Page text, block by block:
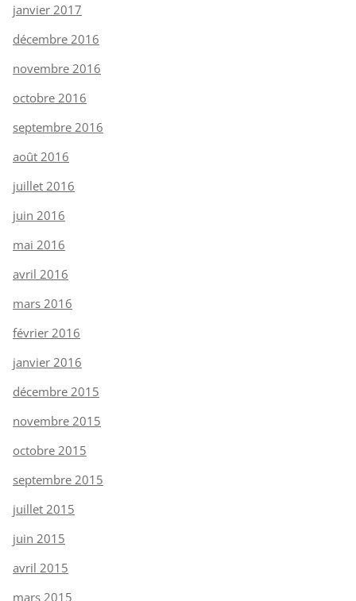
janvier 2017
décembre 2016
novembre 2016
octobre 2016
septembre 2016
août 2016
juillet 2016
juin 2016
mai 2016
avril 2016
mars 2016
février 2016
janvier 2016
décembre 2015
novembre 2015
octobre 2015
septembre 2015
juillet 2015
juin 2015
avril 2015
mars 2015